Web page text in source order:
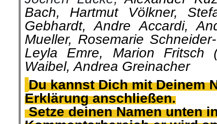
Bach, Hartmut Völkner,
Gebhardt, Andre Accardi,
Mueller, Rosemarie
Leyla Emre, Marion
Waibel,Andrea Greinacher
.Du kannst Dich mit Deinem
Erklärung anschließen.
.Setze deinen Namen unten